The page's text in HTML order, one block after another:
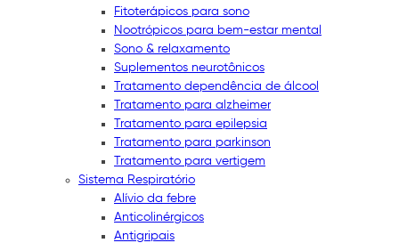
Fitoterápicos para sono
Nootrópicos para bem-estar mental
Sono & relaxamento
Suplementos neurotônicos
Tratamento dependência de álcool
Tratamento para alzheimer
Tratamento para epilepsia
Tratamento para parkinson
Tratamento para vertigem
Sistema Respiratório
Alívio da febre
Anticolinérgicos
Antigripais